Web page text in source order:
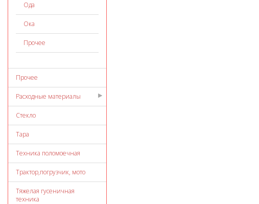
Ода
Ока
Прочее
Прочее
Расходные материалы
Стекло
Тара
Техника поломоечная
Трактор,погрузчик, мото
Тяжелая гусеничная
техника